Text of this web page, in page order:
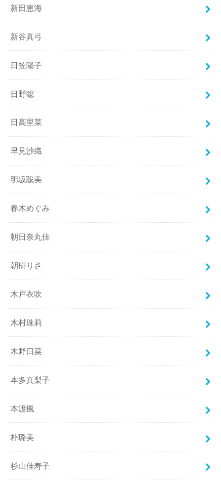
新田恵海
新谷真弓
日笠陽子
日野聡
日高里菜
早見沙織
明坂聡美
春木めぐみ
朝日奈丸佳
朝樹りさ
木戸衣吹
木村珠莉
木野日菜
本多真梨子
本渡楓
朴璐美
杉山佳寿子